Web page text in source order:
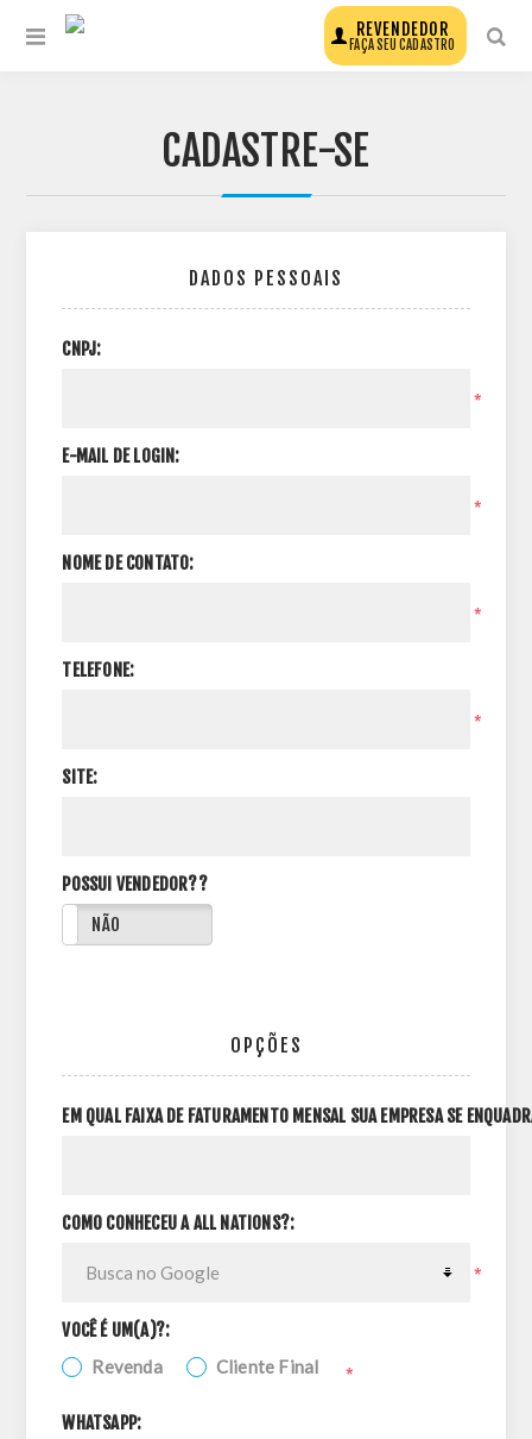
REVENDEDOR
FAÇA SEU CADASTRO
CADASTRE-SE
DADOS PESSOAIS
CNPJ:
*
E-MAIL DE LOGIN:
*
NOME DE CONTATO:
*
TELEFONE:
*
SITE:
POSSUI VENDEDOR??
NÃO
OPÇÕES
EM QUAL FAIXA DE FATURAMENTO MENSAL SUA EMPRESA SE
COMO CONHECEU A ALL NATIONS?:
*
VOCÊ É UM(A)?:
Revenda Cliente Final *
WHATSAPP: